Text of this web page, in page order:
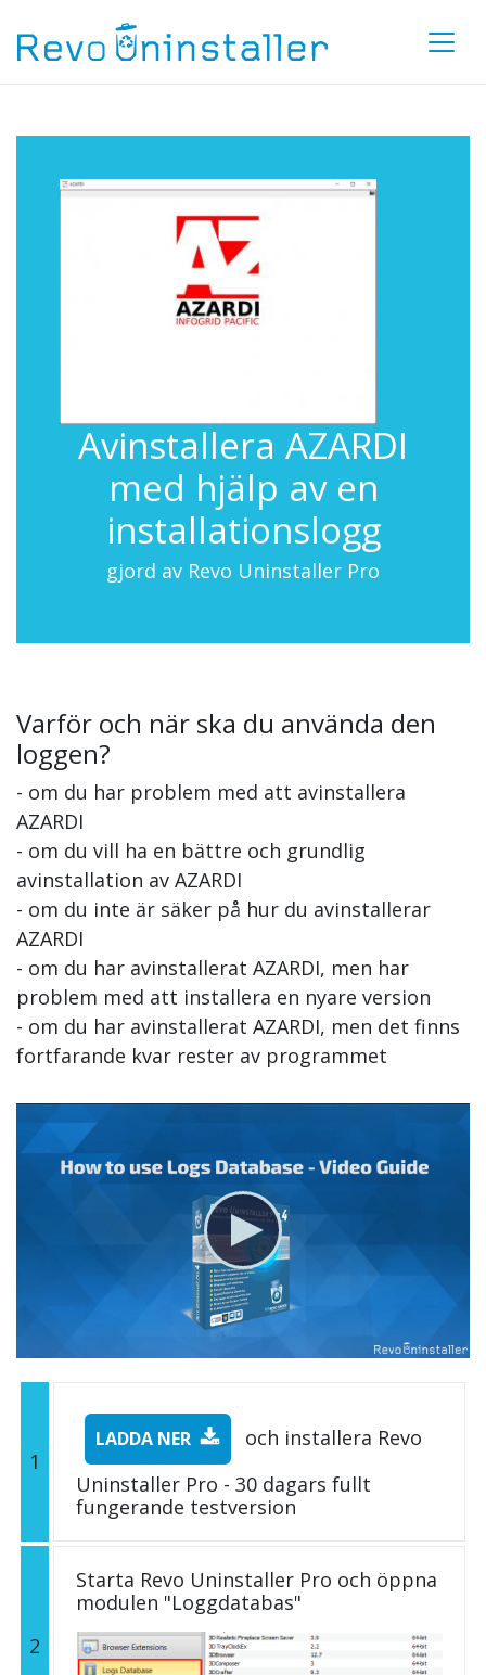
Avinstallera AZARDI
med hjälp av en
installationslogg
gjord av Revo Uninstaller Pro
Varför och när ska du använda den
loggen?
- om du har problem med att avinstallera
AZARDI
- om du vill ha en bättre och grundlig
avinstallation av AZARDI
- om du inte är säker på hur du avinstallerar
AZARDI
- om du har avinstallerat AZARDI, men har
problem med att installera en nyare version
- om du har avinstallerat AZARDI, men det finns
fortfarande kvar rester av programmet
1
LADDA NER
och installera Revo
Uninstaller Pro - 30 dagars fullt
fungerande testversion
2
Starta Revo Uninstaller Pro och öppna
modulen "Loggdatabas"